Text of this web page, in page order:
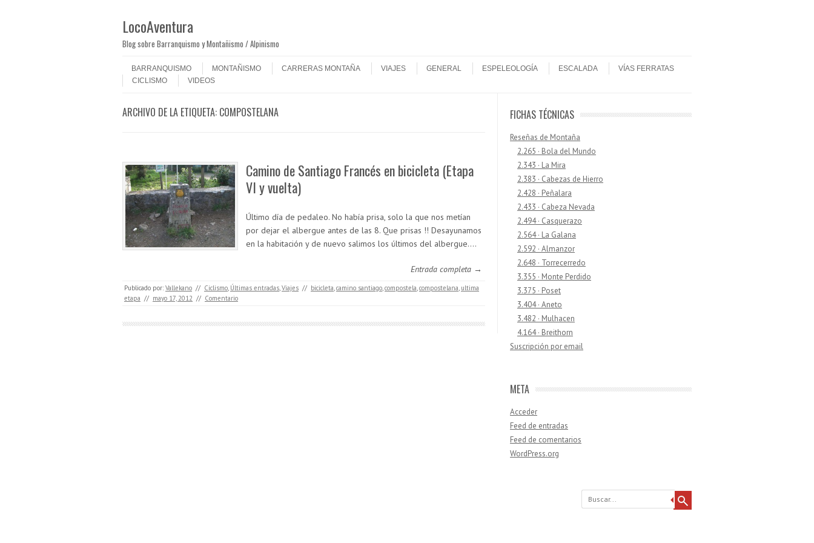
LocoAventura
Blog sobre Barranquismo y Montañismo / Alpinismo
Menú
BARRANQUISMO
MONTAÑISMO CARRERAS MONTAÑA VIAJES GENERAL ESPELEOLOGÍA ESCALADA
VÍAS FERRATAS
CICLISMO
VIDEOS
ARCHIVO DE LA ETIQUETA: COMPOSTELANA
Camino de Santiago Francés en bicicleta (Etapa
VI y vuelta)
Último día de pedaleo. No había prisa, solo la que nos metían
por dejar el albergue antes de las 8. Que prisas !! Desayunamos
en la habitación y de nuevo salimos los últimos del albergue.…
Entrada completa →
Publicado por: Vallekano // Ciclismo, Últimas entradas,Viajes // bicicleta,camino santiago,compostela,compostelana, ultima
etapa // mayo 17, 2012 // Comentario
FICHAS TÉCNICAS
Reseñas de Montaña
2.265 · Bola del Mundo
2.343 · La Mira
2.383 · Cabezas de Hierro
2.428 · Peñalara
2.433 · Cabeza Nevada
2.494 · Casquerazo
2.564 · La Galana
2.592 · Almanzor
2.648 · Torrecerredo
3.355 · Monte Perdido
3.375 · Poset
3.404 · Aneto
3.482 · Mulhacen
4.164 · Breithorn
Suscripción por email
META
Acceder
Feed de entradas
Feed de comentarios
WordPress.org